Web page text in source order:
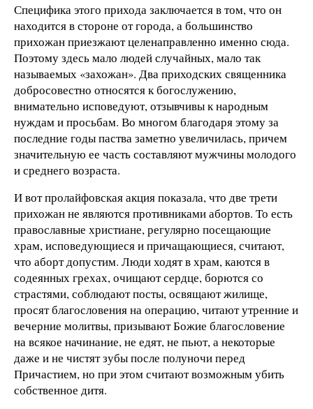
Специфика этого прихода заключается в том, что он
находится в стороне от города, а большинство
прихожан приезжают целенаправленно именно сюда.
Поэтому здесь мало людей случайных, мало так
называемых «захожан». Два приходских священника
добросовестно относятся к богослужению,
внимательно исповедуют, отзывчивы к народным
нуждам и просьбам. Во многом благодаря этому за
последние годы паства заметно увеличилась, причем
значительную ее часть составляют мужчины молодого
и среднего возраста.
И вот пролайфовская акция показала, что две трети
прихожан не являются противниками абортов. То есть
православные христиане, регулярно посещающие
храм, исповедующиеся и причащающиеся, считают,
что аборт допустим. Люди ходят в храм, каются в
содеянных грехах, очищают сердце, борются со
страстями, соблюдают посты, освящают жилище,
просят благословения на операцию, читают утренние и
вечерние молитвы, призывают Божие благословение
на всякое начинание, не едят, не пьют, а некоторые
даже и не чистят зубы после полуночи перед
Причастием, но при этом считают возможным убить
собственное дитя.